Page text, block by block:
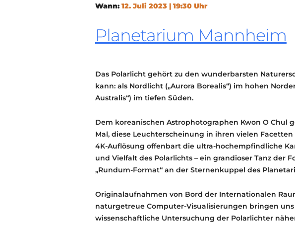
TRANSPARENZ
Wann: 12. Juli 2023 | 19:30 Uhr
Planetarium Mannheim
Das Polarlicht gehört zu den wunderbarsten
kann: als Nordlicht („Aurora Borealis“) im hohen
Australis“) im tiefen Süden.
Dem koreanischen Astrophotographen Kwon O Chul
Mal, diese Leuchterscheinung in ihren vielen
4K-Auflösung offenbart die ultra-hochempfindliche
und Vielfalt des Polarlichts – ein grandioser Tanz der
„Rundum-Format“ an der Sternenkuppel des
Originalaufnahmen von Bord der Internationalen
naturgetreue Computer-Visualisierungen bringen
wissenschaftliche Untersuchung der Polarlichter